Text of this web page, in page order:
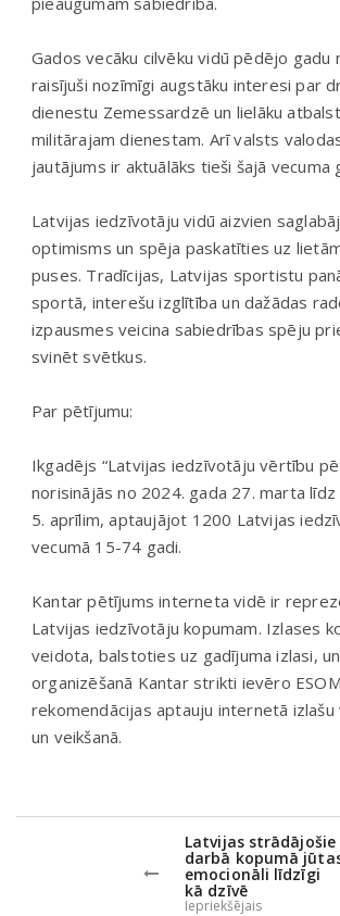
Gados vecāku cilvēku vidū pēdējo gadu
raisījuši nozīmīgi augstāku interesi par
dienestu Zemessardzē un lielāku
militārajam dienestam. Arī valsts
jautājums ir aktuālāks tieši šajā vecuma
Latvijas iedzīvotāju vidū aizvien
optimisms un spēja paskatīties uz
puses. Tradīcijas, Latvijas sportistu
sportā, interešu izglītība un dažādas
izpausmes veicina sabiedrības spēju
svinēt svētkus.
Par pētījumu:
Ikgadējs “Latvijas iedzīvotāju vērtību
norisinājās no 2024. gada 27. marta līdz
5. aprīlim, aptaujājot 1200 Latvijas
vecumā 15-74 gadi.
Kantar pētījums interneta vidē ir
Latvijas iedzīvotāju kopumam. Izlases
veidota, balstoties uz gadījuma izlasi,
organizēšanā Kantar strikti ievēro
rekomendācijas aptauju internetā izlašu
un veikšanā.
Latvijas strādājošie
darbā kopumā
emocionāli līdzīgi
kā dzīvē
Iepriekšējais